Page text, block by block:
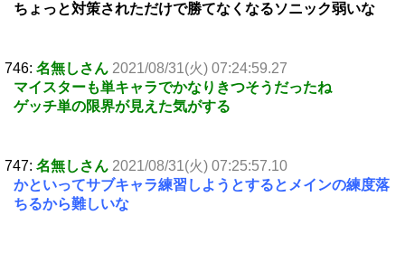
ちょっと対策されただけで勝てなくなるソニック弱いな
746: 名無しさん 2021/08/31(火) 07:24:59.27
マイスターも単キャラでかなりきつそうだったね
ゲッチ単の限界が見えた気がする
747: 名無しさん 2021/08/31(火) 07:25:57.10
かといってサブキャラ練習しようとするとメインの練度落
ちるから難しいな